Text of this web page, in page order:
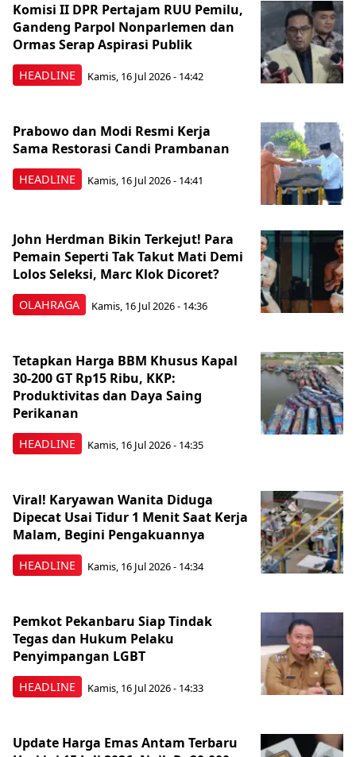
HEADLINE
Komisi II DPR Pertajam RUU Pemilu,
Gandeng Parpol Nonparlemen dan
Ormas Serap Aspirasi Publik
Kamis, 16 Jul 2026 - 14:42
HEADLINE
Prabowo dan Modi Resmi Kerja
Sama Restorasi Candi Prambanan
Kamis, 16 Jul 2026 - 14:41
OLAHRAGA
John Herdman Bikin Terkejut! Para
Pemain Seperti Tak Takut Mati Demi
Lolos Seleksi, Marc Klok Dicoret?
Kamis, 16 Jul 2026 - 14:36
HEADLINE
Tetapkan Harga BBM Khusus Kapal
30-200 GT Rp15 Ribu, KKP:
Produktivitas dan Daya Saing
Perikanan
Kamis, 16 Jul 2026 - 14:35
HEADLINE
Viral! Karyawan Wanita Diduga
Dipecat Usai Tidur 1 Menit Saat Kerja
Malam, Begini Pengakuannya
Kamis, 16 Jul 2026 - 14:34
HEADLINE
Pemkot Pekanbaru Siap Tindak
Tegas dan Hukum Pelaku
Penyimpangan LGBT
Kamis, 16 Jul 2026 - 14:33
Update Harga Emas Antam Terbaru